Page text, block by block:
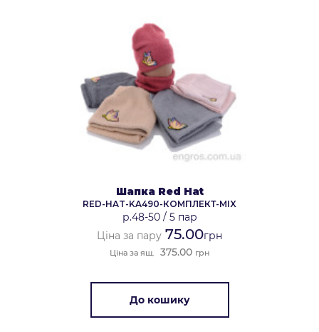
Шапка Red Hat
RED-HAT-KA490-КОМПЛЕКТ-MIX
р.48-50/ 5 пар
Ціна за пару 75.00грн
Ціна за ящ. 375.00 грн
До кошику